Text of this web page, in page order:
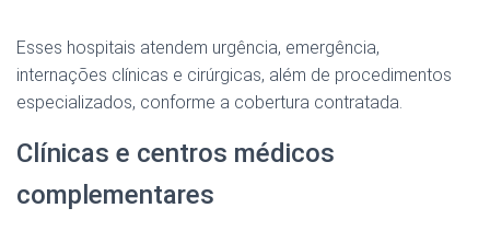
Esses hospitais atendem urgência, emergência,
internações clínicas e cirúrgicas, além de procedimentos
especializados, conforme a cobertura contratada.
Clínicas e centros médicos
complementares